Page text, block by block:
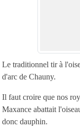
Le traditionnel tir à
d'arc de Chauny.
Il faut croire que nos
Maxance abattait
donc dauphin.